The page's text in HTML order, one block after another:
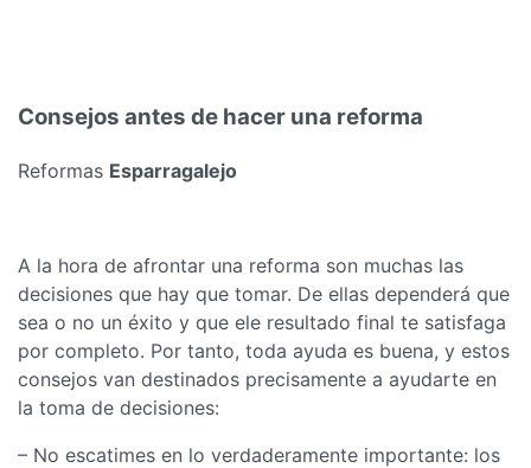
Consejos antes de hacer una reforma
Reformas Esparragalejo
A la hora de afrontar una reforma son muchas las
decisiones que hay que tomar. De ellas dependerá que
sea o no un éxito y que ele resultado final te satisfaga
por completo. Por tanto, toda ayuda es buena, y estos
consejos van destinados precisamente a ayudarte en
la toma de decisiones:
– No escatimes en lo verdaderamente importante: los